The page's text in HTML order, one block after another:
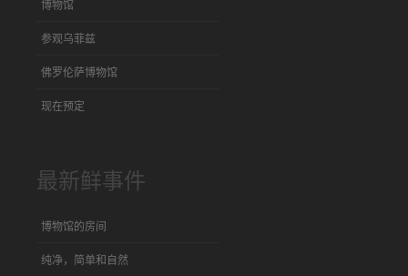
博物馆
参观乌菲兹
佛罗伦萨博物馆
现在预定
最新鲜事件
博物馆的房间
纯净，简单和自然